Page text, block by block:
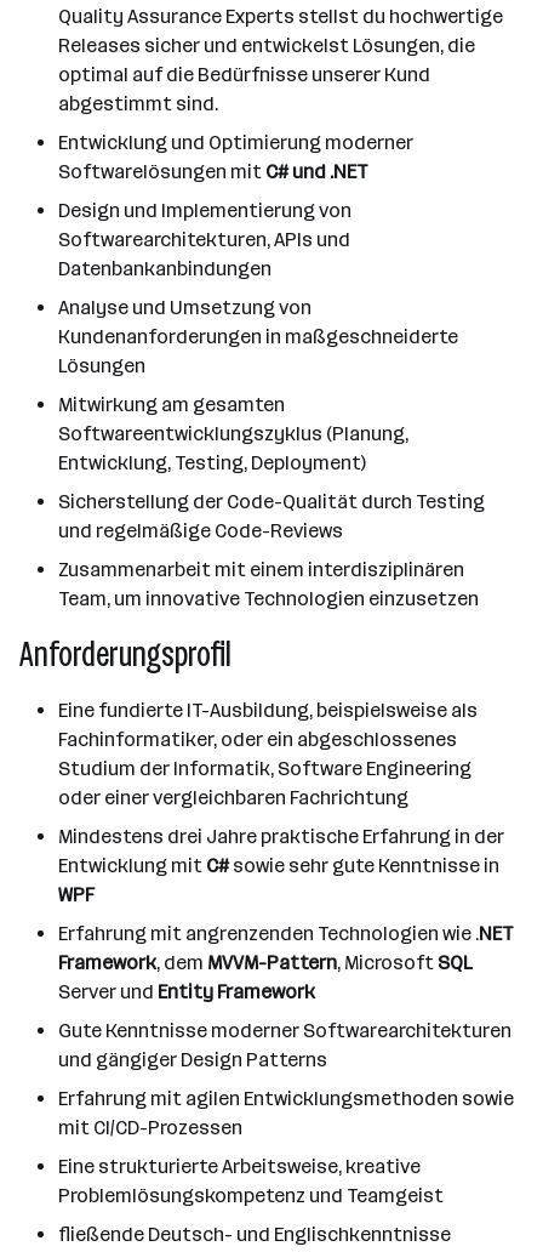
Quality Assurance Experts stellst du hochwertige
Releases sicher und entwickelst Lösungen, die
optimal auf die Bedürfnisse unserer Kund
abgestimmt sind.
Entwicklung und Optimierung moderner
Softwarelösungen mit C# und .NET
Design und Implementierung von
Softwarearchitekturen, APIs und
Datenbankanbindungen
Analyse und Umsetzung von
Kundenanforderungen in maßgeschneiderte
Lösungen
Mitwirkung am gesamten
Softwareentwicklungszyklus (Planung,
Entwicklung, Testing, Deployment)
Sicherstellung der Code-Qualität durch Testing
und regelmäßige Code-Reviews
Zusammenarbeit mit einem interdisziplinären
Team, um innovative Technologien einzusetzen
Anforderungsprofil
Eine fundierte IT-Ausbildung, beispielsweise als
Fachinformatiker, oder ein abgeschlossenes
Studium der Informatik, Software Engineering
oder einer vergleichbaren Fachrichtung
Mindestens drei Jahre praktische Erfahrung in der
Entwicklung mit C#sowie sehr gute Kenntnisse in
WPF
Erfahrung mit angrenzenden Technologien wie .NET
Framework, dem MVVM-Pattern, Microsoft SQL
Server und Entity Framework
Gute Kenntnisse moderner Softwarearchitekturen
und gängiger Design Patterns
Erfahrung mit agilen Entwicklungsmethoden sowie
mit CI/CD-Prozessen
Eine strukturierte Arbeitsweise, kreative
Problemlösungskompetenz und Teamgeist
fließende Deutsch- und Englischkenntnisse